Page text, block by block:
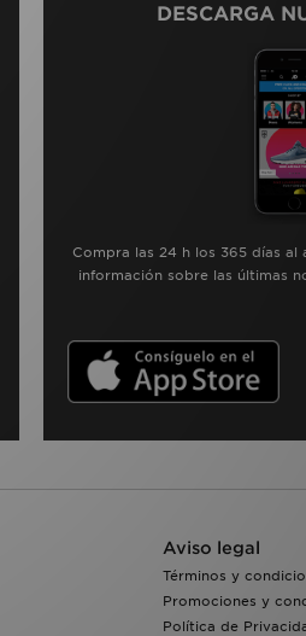
DESCARGA
Compra las 24 h los 365 días al
información sobre las últimas
Aviso legal
Términos y
Promociones y
Política de